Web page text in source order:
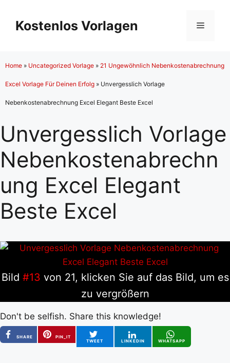
Inhalt
springen
Kostenlos Vorlagen Menü
Home » Uncategorized Vorlage » 21 Ungewöhnlich Nebenkostenabrechnung
Excel Vorlage Für Deinen Erfolg » Unvergesslich Vorlage
Nebenkostenabrechnung Excel Elegant Beste Excel
Unvergesslich Vorlage
Nebenkostenabrechn
ung Excel Elegant
Beste Excel
Bild #13 von 21, klicken Sie auf das Bild, um es
zu vergrößern
Don't be selfish. Share this knowledge!
SHARE
PIN_IT
TWEET
LINKEDIN WHATSAPP